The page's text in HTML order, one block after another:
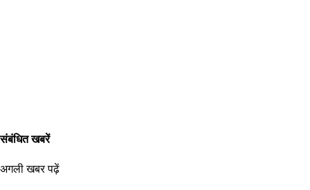
संबंधित खबरें
अगली खबर पढ़ें